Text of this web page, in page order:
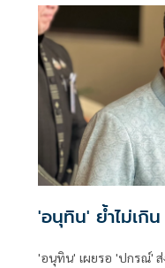
'อนุทิน' ย้ำไม่เกิ
'อนุทิน' เผยรอ 'ปกรณ์'